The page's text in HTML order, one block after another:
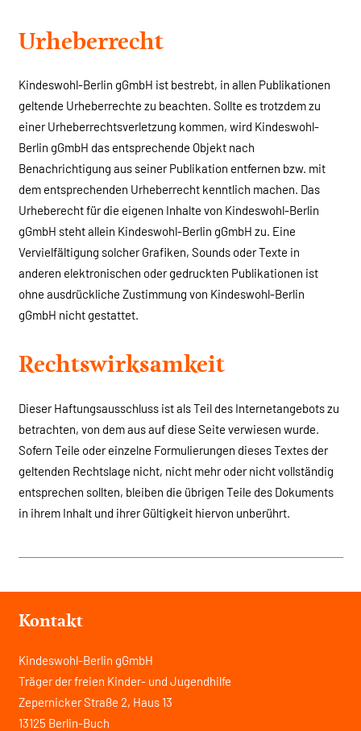
Urheberrecht
Kindeswohl-Berlin gGmbH ist bestrebt, in allen Publikationen
geltende Urheberrechte zu beachten. Sollte es trotzdem zu
einer Urheberrechtsverletzung kommen, wird Kindeswohl-
Berlin gGmbH das entsprechende Objekt nach
Benachrichtigung aus seiner Publikation entfernen bzw. mit
dem entsprechenden Urheberrecht kenntlich machen. Das
Urheberecht für die eigenen Inhalte von Kindeswohl-Berlin
gGmbH steht allein Kindeswohl-Berlin gGmbH zu. Eine
Vervielfältigung solcher Grafiken, Sounds oder Texte in
anderen elektronischen oder gedruckten Publikationen ist
ohne ausdrückliche Zustimmung von Kindeswohl-Berlin
gGmbH nicht gestattet.
Rechtswirksamkeit
Dieser Haftungsausschluss ist als Teil des Internetangebots zu
betrachten, von dem aus auf diese Seite verwiesen wurde.
Sofern Teile oder einzelne Formulierungen dieses Textes der
geltenden Rechtslage nicht, nicht mehr oder nicht vollständig
entsprechen sollten, bleiben die übrigen Teile des Dokuments
in ihrem Inhalt und ihrer Gültigkeit hiervon unberührt.
Kontakt
Kindeswohl-Berlin gGmbH
Träger der freien Kinder- und Jugendhilfe
Zepernicker Straße 2, Haus 13
13125 Berlin-Buch